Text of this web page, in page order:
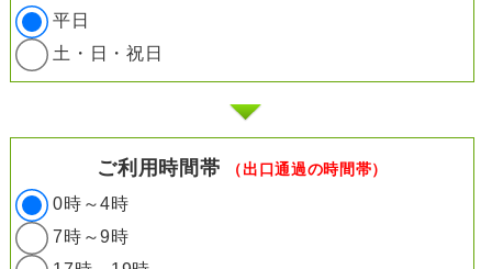
平日
土・日・祝日
ご利用時間帯 （出口通過の時間帯）
0時～4時
7時～9時